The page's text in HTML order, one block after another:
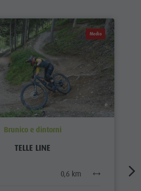
Medio
Brunico e dintorni
TELLE LINE
0,6 km